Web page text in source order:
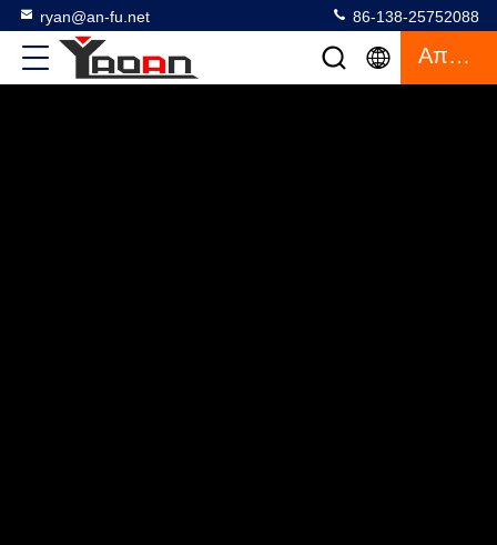
ryan@an-fu.net 86-138-25752088
Απόσπασμα